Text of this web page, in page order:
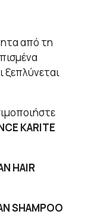
από τη
ξεπλύνεται
KARITE
HAIR
SHAMPOO